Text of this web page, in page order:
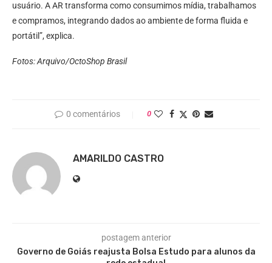
usuário. A AR transforma como consumimos mídia, trabalhamos
e compramos, integrando dados ao ambiente de forma fluida e
portátil”, explica.
Fotos: Arquivo/OctoShop Brasil
0 comentários 0
AMARILDO CASTRO
postagem anterior
Governo de Goiás reajusta Bolsa Estudo para alunos da